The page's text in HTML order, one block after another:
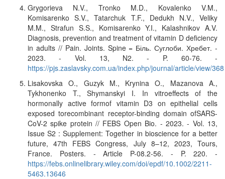
Grygorieva N.V., Tronko M.D., Kovalenko V.M.,
Komisarenko S.V., Tatarchuk T.F., Dedukh N.V., Veliky
M.M., Strafun S.S., Komisarenko Y.I., Kalashnikov A.V.
Diagnosis, prevention and treatment of vitamin D deficiency
in adults // Pain. Joints. Spine = Біль. Суглоби. Хребет. -
2023. - Vol. 13, N2. - P. 60-76. -
https://pjs.zaslavsky.com.ua/index.php/journal/article/view/368
Lisakovska O., Guzyk M., Krynina O., Mazanova A.,
Tykhonenko T., Shymanskyi I. In vitroeffects of the
hormonally active formof vitamin D3 on epithelial cells
exposed torecombinant receptor-binding domain ofSARS-
CoV-2 spike protein // FEBS Open Bio. - 2023. - Vol. 13,
Issue S2 : Supplement: Together in bioscience for a better
future, 47th FEBS Congress, July 8–12, 2023, Tours,
France. Posters. - Article P-08.2-56. - P. 220. -
https://febs.onlinelibrary.wiley.com/doi/epdf/10.1002/2211-
5463.13646